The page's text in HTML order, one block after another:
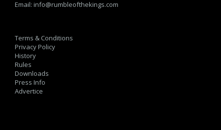
Email: info@rumbleofthekings.com
Terms & Conditions
Privacy Policy
History
Rules
Downloads
Press Info
Advertice